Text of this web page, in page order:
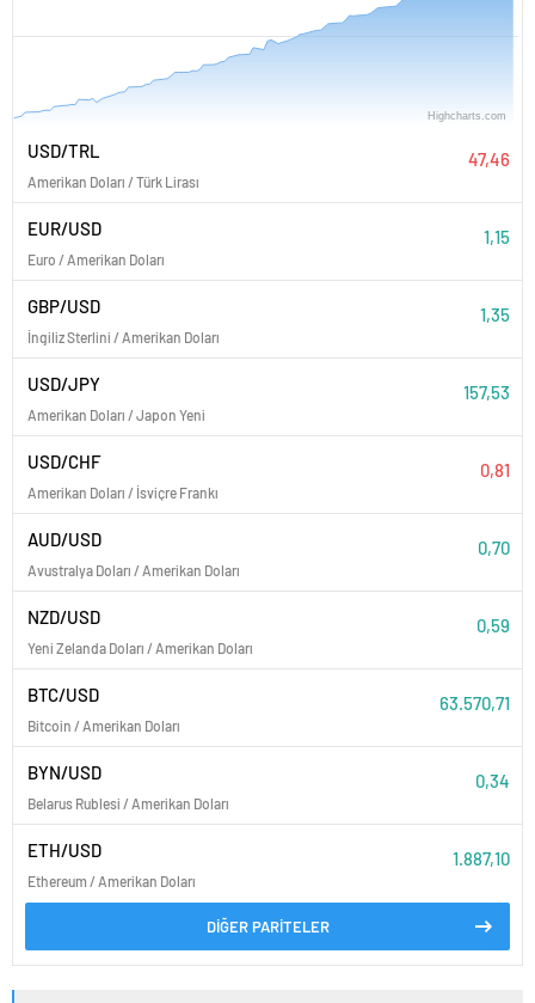
Nisan '26
Highcharts.com
USD/TRL
Amerikan Doları / Türk Lirası
47,46
EUR/USD
Euro / Amerikan Doları
1,15
GBP/USD
İngiliz Sterlini / Amerikan Doları
1,35
USD/JPY
Amerikan Doları / Japon Yeni
157,53
USD/CHF
Amerikan Doları / İsviçre Frankı
0,81
AUD/USD
Avustralya Doları / Amerikan Doları
0,70
NZD/USD
Yeni Zelanda Doları / Amerikan Doları
0,59
BTC/USD
Bitcoin / Amerikan Doları
63.570,71
BYN/USD
Belarus Rublesi / Amerikan Doları
0,34
ETH/USD
Ethereum / Amerikan Doları
1.887,10
DİĞER PARİTELER